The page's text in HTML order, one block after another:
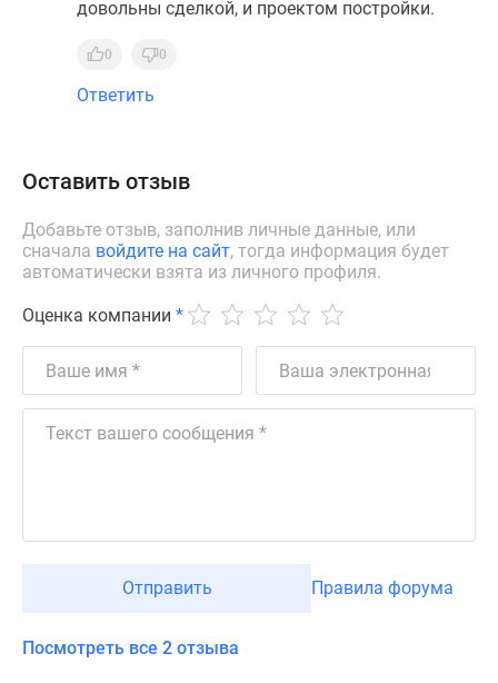
довольны сделкой, и проектом постройки.
0 0
Ответить
Оставить отзыв
Добавьте отзыв, заполнив личные данные, или
сначала войдите на сайт, тогда информация будет
автоматически взята из личного профиля.
Оценка компании *
Отправить Правила форума
Посмотреть все 2 отзыва